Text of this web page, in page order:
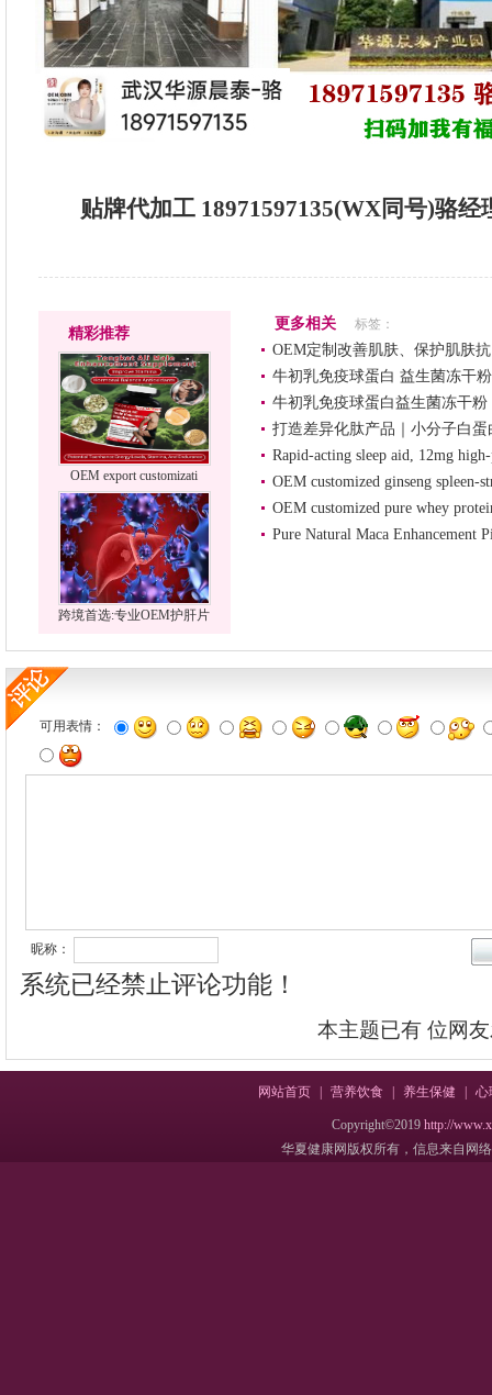
贴牌代加工 18971597135(WX同号)骆经
精彩推荐
OEM export customizati
跨境首选:专业OEM护肝片
更多相关 标签：
OEM定制改善肌肤、保护肌肤
牛初乳免疫球蛋白 益生菌冻干
牛初乳免疫球蛋白益生菌冻干
打造差异化肽产品｜小分子白
Rapid-acting sleep aid, 12mg
OEM customized ginseng spleen-
OEM customized pure whey
Pure Natural Maca Enhancement
可用表情：
昵称：
系统已经禁止评论功能！
本主题已有 位网
网站首页 营养饮食 养生保健 心
Copyright©2019http://
华夏健康网版权所有，信息来自网